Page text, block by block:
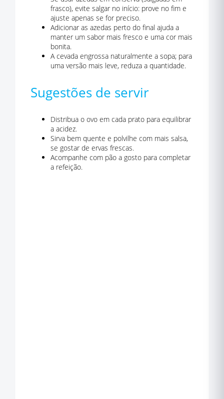
frasco), evite salgar no início: prove no fim e
ajuste apenas se for preciso.
Adicionar as azedas perto do final ajuda a
manter um sabor mais fresco e uma cor mais
bonita.
A cevada engrossa naturalmente a sopa; para
uma versão mais leve, reduza a quantidade.
Sugestões de servir
Distribua o ovo em cada prato para equilibrar
a acidez.
Sirva bem quente e polvilhe com mais salsa,
se gostar de ervas frescas.
Acompanhe com pão a gosto para completar
a refeição.